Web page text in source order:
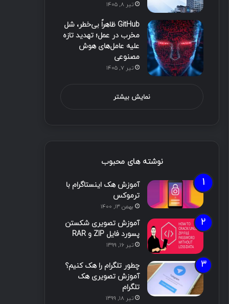
تیر ۸, ۱۴۰۵
GitHub ظاهراً بی‌خطر، شل
مخرب در عمل؛ تهدید تازه
علیه عامل‌های هوش
مصنوعی
تیر ۷, ۱۴۰۵
نمایش بیشتر
نوشته های محبوب
آموزش هک اینستاگرام با
ترموکس
بهمن ۱۳, ۱۴۰۰
آموزش تصویری شکستن
پسورد فایل ZIP و RAR
تیر ۱۶, ۱۳۹۹
چطور تلگرام را هک کنیم؟
آموزش تصویری هک
تلگرام
تیر ۱۸, ۱۳۹۹